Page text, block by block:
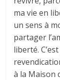
ma vie en
un sens à
partager
liberté.
à la Maison